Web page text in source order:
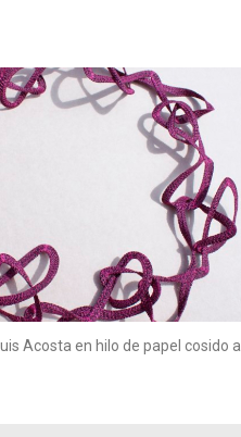
Acosta en hilo de papel cosido a